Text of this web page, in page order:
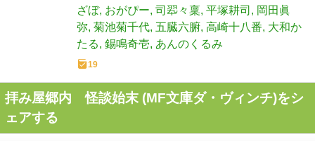
ざぼ おがぴー 司翆々稟 平塚耕司
岡田眞
弥 菊池菊千代 五臓六腑 高崎十八番 大和か
たる 錫鳴奇壱 あんのくるみ
19
拝み屋郷内 怪談始末 (MF文庫ダ・ヴィンチ)をシ
ェアする